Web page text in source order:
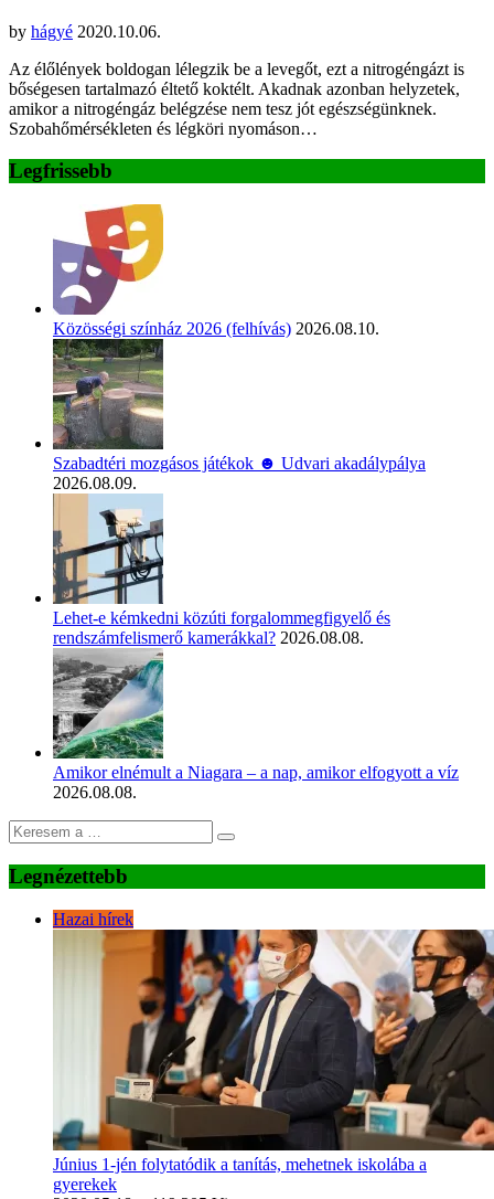
by hágyé 2020.10.06.
Az élőlények boldogan lélegzik be a levegőt, ezt a nitrogéngázt is
bőségesen tartalmazó éltető koktélt. Akadnak azonban helyzetek,
amikor a nitrogéngáz belégzése nem tesz jót egészségünknek.
Szobahőmérsékleten és légköri nyomáson…
Legfrissebb
Közösségi színház 2026 (felhívás) 2026.08.10.
Szabadtéri mozgásos játékok ☻ Udvari akadálypálya
2026.08.09.
Lehet-e kémkedni közúti forgalommegfigyelő és
rendszámfelismerő kamerákkal? 2026.08.08.
Amikor elnémult a Niagara – a nap, amikor elfogyott a víz
2026.08.08.
Legnézettebb
Hazai hírek
Június 1-jén folytatódik a tanítás, mehetnek iskolába a
gyerekek